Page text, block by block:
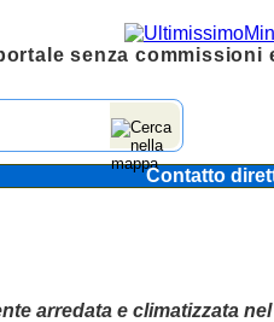
portale senza
Contatto
arredata e climatizzata